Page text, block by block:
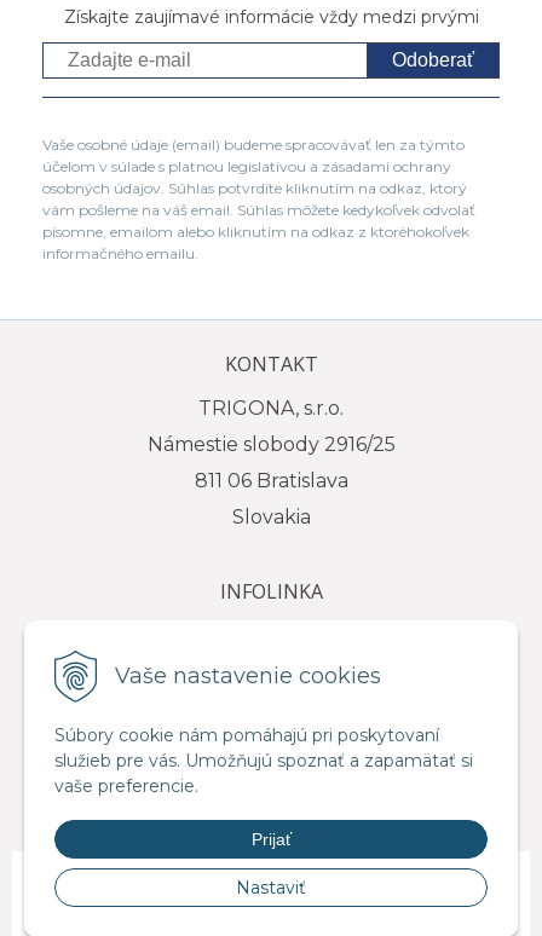
Vaše nastavenie cookies
Súbory cookie nám pomáhajú pri poskytovaní
služieb pre vás. Umožňujú spoznať a zapamätať si
vaše preferencie.
Prijať
Nastaviť
Získajte zaujímavé informácie vždy medzi prvými
Odoberať
Vaše osobné údaje (email) budeme spracovávať len za týmto
účelom v súlade s platnou legislatívou a zásadami ochrany
osobných údajov. Súhlas potvrdíte kliknutím na odkaz, ktorý
vám pošleme na váš email. Súhlas môžete kedykoľvek odvolať
písomne, emailom alebo kliknutím na odkaz z ktoréhokoľvek
informačného emailu.
KONTAKT
TRIGONA, s.r.o.
Námestie slobody 2916/25
811 06 Bratislava
Slovakia
INFOLINKA
e-mail: info@trigona.sk
VŠETKO O NÁKUPE
© 2026 Distribútor pre SR - TRIGONA.sk • e-shop Pohoda